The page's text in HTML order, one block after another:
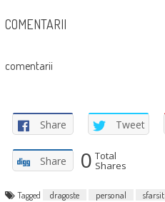
COMENTARII
comentarii
Share Tweet
Share 0 Total
Shares
Tagged dragoste personal sfarsit